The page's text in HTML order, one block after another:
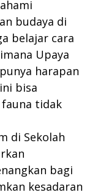
budaya di
belajar cara
Upaya
harapan
bisa
tidak
di Sekolah
bagi
kesadaran